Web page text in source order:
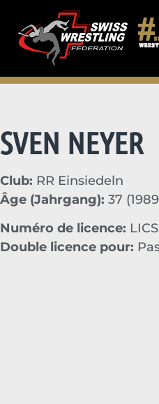
SVEN NEYER
Club: RR Einsiedeln
Âge (Jahrgang): 37
Numéro de licence:
Double licence pour: